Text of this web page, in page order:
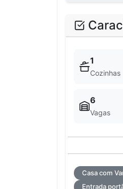
1
Cozinhas
6
Vagas
Casa com
Entrada